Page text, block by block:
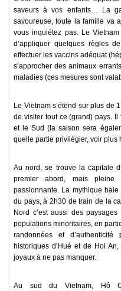
saveurs à vos enfants… La
savoureuse, toute la famille va
vous inquiétez pas. Le
d’appliquer quelques règles
effectuer les vaccins adéquat
s’approcher des animaux
maladies (ces mesures sont
Le Vietnam s’étend sur plus de
de visiter tout ce (grand) pays.
et le Sud (la saison sera
quelle partie privilégier, voir plus
Au nord, se trouve la capitale
premier abord, mais
passionnante. La mythique
du pays, à 2h30 de train de la
Nord c’est aussi des
populations minoritaires, en
randonnées et
historiques d’Hué et de Hoi
joyaux à ne pas manquer.
Au sud du Vietnam, Hô